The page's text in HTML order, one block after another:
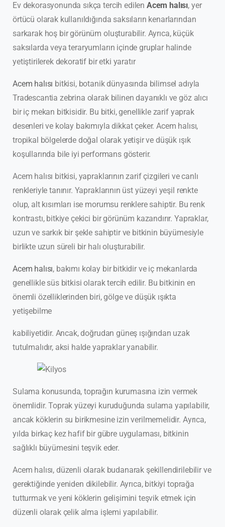
Ev dekorasyonunda sıkça tercih edilen Acem halısı, yer
örtücü olarak kullanıldığında saksıların kenarlarından
sarkarak hoş bir görünüm oluşturabilir. Ayrıca, küçük
saksılarda veya teraryumların içinde gruplar halinde
yetiştirilerek dekoratif bir etki yaratır
Acem halısı bitkisi, botanik dünyasında bilimsel adıyla
Tradescantia zebrina olarak bilinen dayanıklı ve göz alıcı
bir iç mekan bitkisidir. Bu bitki, genellikle zarif yaprak
desenleri ve kolay bakımıyla dikkat çeker. Acem halısı,
tropikal bölgelerde doğal olarak yetişir ve düşük ışık
koşullarında bile iyi performans gösterir.
Acem halısı bitkisi, yapraklarının zarif çizgileri ve canlı
renkleriyle tanınır. Yapraklarının üst yüzeyi yeşil renkte
olup, alt kısımları ise morumsu renklere sahiptir. Bu renk
kontrastı, bitkiye çekici bir görünüm kazandırır. Yapraklar,
uzun ve sarkık bir şekle sahiptir ve bitkinin büyümesiyle
birlikte uzun süreli bir halı oluşturabilir.
Acem halısı, bakımı kolay bir bitkidir ve iç mekanlarda
genellikle süs bitkisi olarak tercih edilir. Bu bitkinin en
önemli özelliklerinden biri, gölge ve düşük ışıkta
yetişebilme
kabiliyetidir. Ancak, doğrudan güneş ışığından uzak
tutulmalıdır, aksi halde yapraklar yanabilir.
Sulama konusunda, toprağın kurumasına izin vermek
önemlidir. Toprak yüzeyi kuruduğunda sulama yapılabilir,
ancak köklerin su birikmesine izin verilmemelidir. Ayrıca,
yılda birkaç kez hafif bir gübre uygulaması, bitkinin
sağlıklı büyümesini teşvik eder.
Acem halısı, düzenli olarak budanarak şekillendirilebilir ve
gerektiğinde yeniden dikilebilir. Ayrıca, bitkiyi toprağa
tutturmak ve yeni köklerin gelişimini teşvik etmek için
düzenli olarak çelik alma işlemi yapılabilir.